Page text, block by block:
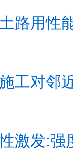
路用性
工对邻
激发: